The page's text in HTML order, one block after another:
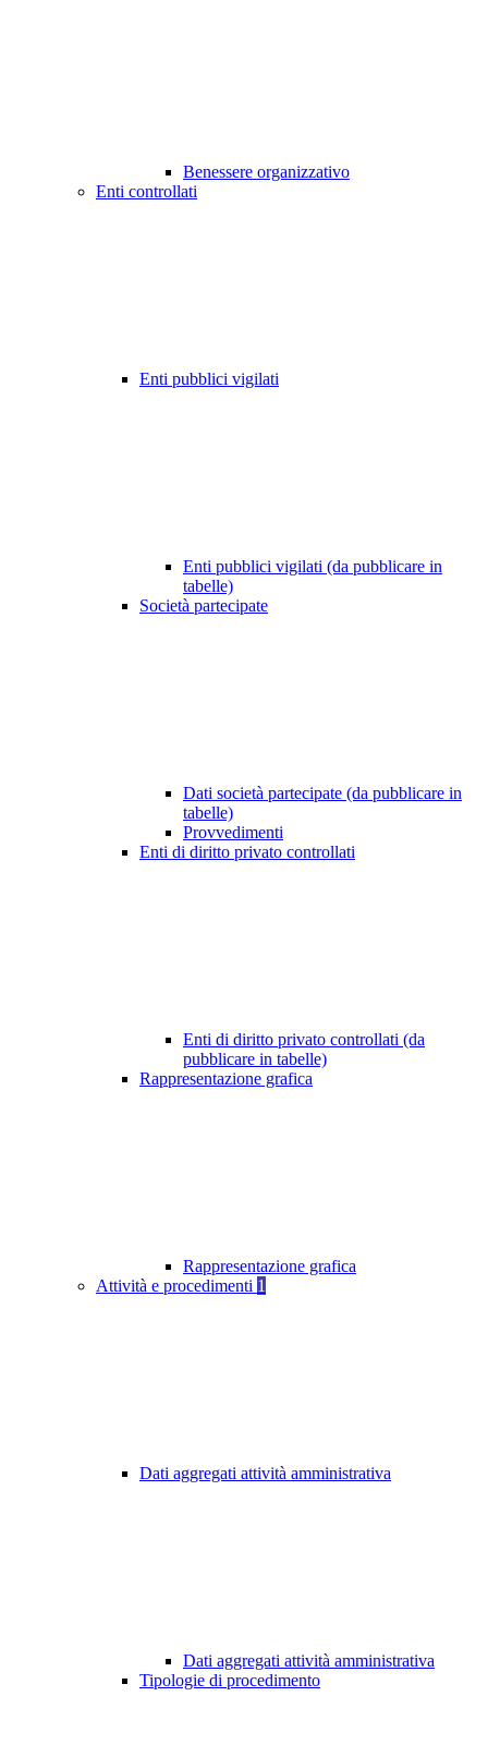
Benessere organizzativo
Enti controllati
Enti pubblici vigilati
Enti pubblici vigilati (da pubblicare in
tabelle)
Società partecipate
Dati società partecipate (da pubblicare in
tabelle)
Provvedimenti
Enti di diritto privato controllati
Enti di diritto privato controllati (da
pubblicare in tabelle)
Rappresentazione grafica
Rappresentazione grafica
Attività e procedimenti 1
Dati aggregati attività amministrativa
Dati aggregati attività amministrativa
Tipologie di procedimento